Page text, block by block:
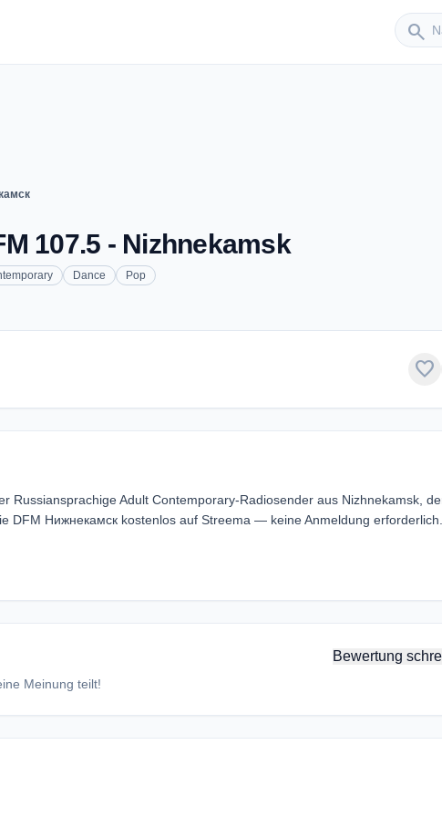
search
Sender
107.5 - Nizhnekamsk
Dance Pop
favorite
Russiansprachige Adult Contemporary-Radiosender aus Nizhnekamsk,
DFM Нижнекамск kostenlos auf Streema — keine Anmeldung erforderlich.
Bewertung
Meinung teilt!